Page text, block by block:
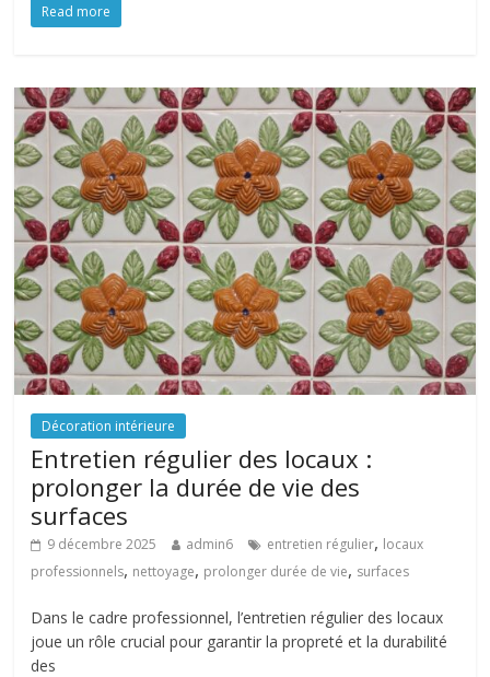
Read more
Décoration intérieure
Entretien régulier des locaux :
prolonger la durée de vie des
surfaces
9 décembre 2025 admin6 entretien régulier, locaux
professionnels, nettoyage, prolonger durée de vie, surfaces
Dans le cadre professionnel, l’entretien régulier des locaux
joue un rôle crucial pour garantir la propreté et la durabilité
des